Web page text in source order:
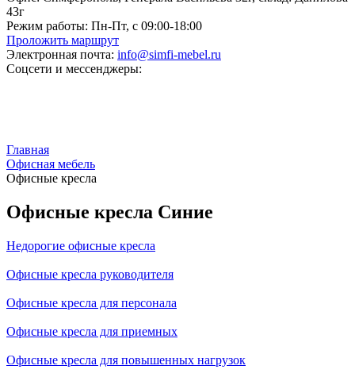
43г
Режим работы: Пн-Пт, с 09:00-18:00
Проложить маршрут
Электронная почта: info@simfi-mebel.ru
Соцсети и мессенджеры:
Главная
Офисная мебель
Офисные кресла
Офисные кресла Синие
Недорогие офисные кресла
Офисные кресла руководителя
Офисные кресла для персонала
Офисные кресла для приемных
Офисные кресла для повышенных нагрузок